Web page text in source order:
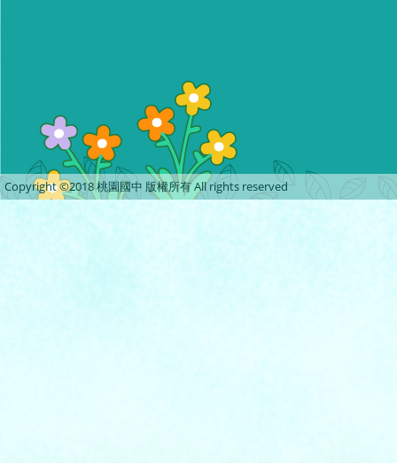
Copyright ©2018 桃園國中 版權所有 All rights reserved